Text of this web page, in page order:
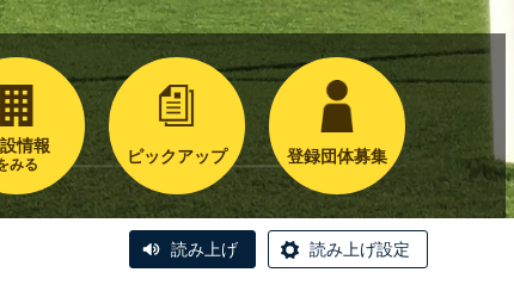
情報
みる ピックアップ 登録団体募集
読み上げ 読み上げ設定